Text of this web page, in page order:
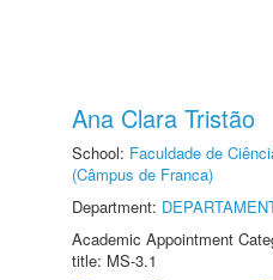
Ana Clara Tristão
School: Faculdade de
(Câmpus de Franca)
Department:
Academic Appointment
title: MS-3.1